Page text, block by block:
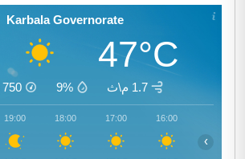
Karbala Governorate
47°C
1.7 م\ث 9%
750
16:00
17:00
18:00
19:00
›